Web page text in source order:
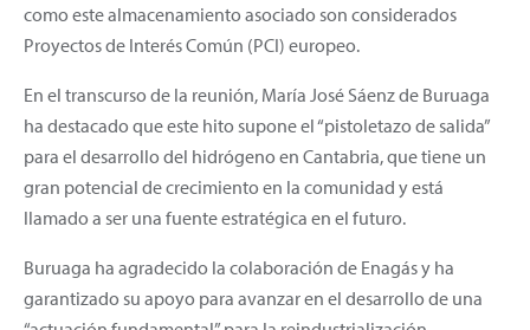
como este almacenamiento asociado son considerados
Proyectos de Interés Común (PCI) europeo.
En el transcurso de la reunión, María José Sáenz de Buruaga
ha destacado que este hito supone el “pistoletazo de salida”
para el desarrollo del hidrógeno en Cantabria, que tiene un
gran potencial de crecimiento en la comunidad y está
llamado a ser una fuente estratégica en el futuro.
Buruaga ha agradecido la colaboración de Enagás y ha
garantizado su apoyo para avanzar en el desarrollo de una